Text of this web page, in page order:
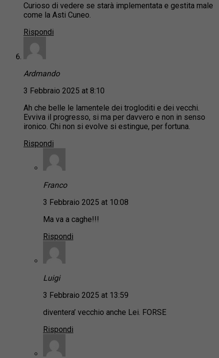
Curioso di vedere se starà implementata e gestita male
come la Asti Cuneo.
Rispondi
Ardmando
3 Febbraio 2025 at 8:10
Ah che belle le lamentele dei trogloditi e dei vecchi.
Evviva il progresso, si ma per davvero e non in senso
ironico. Chi non si evolve si estingue, per fortuna.
Rispondi
Franco
3 Febbraio 2025 at 10:08
Ma va a caghe!!!
Rispondi
Luigi
3 Febbraio 2025 at 13:59
diventera’ vecchio anche Lei. FORSE
Rispondi